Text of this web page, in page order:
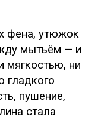
фена, утюжок
мытьём — и
мягкостью, ни
гладкого
пушение,
стала